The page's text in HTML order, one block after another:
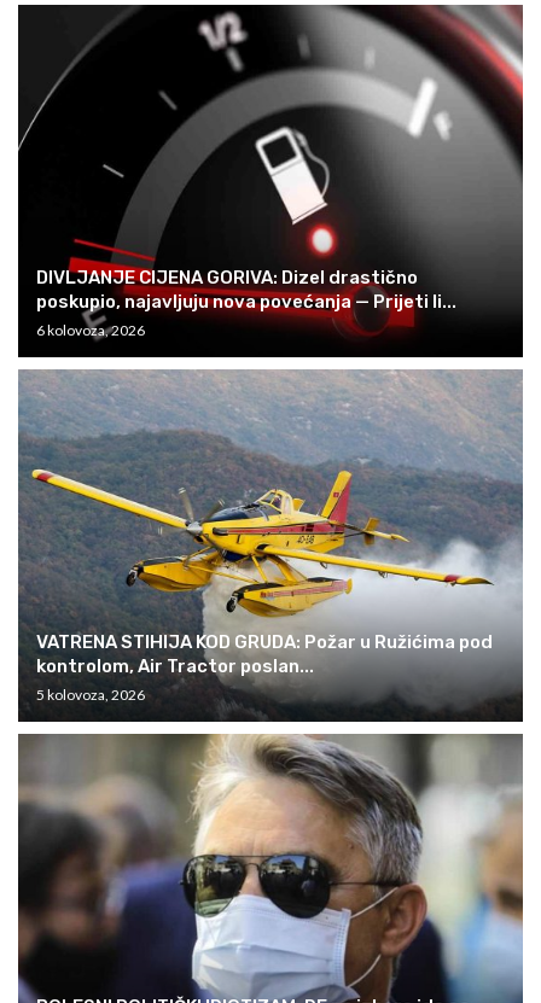
DIVLJANJE CIJENA GORIVA: Dizel drastično
poskupio, najavljuju nova povećanja — Prijeti li...
6 kolovoza, 2026
VATRENA STIHIJA KOD GRUDA: Požar u Ružićima pod
kontrolom, Air Tractor poslan...
5 kolovoza, 2026